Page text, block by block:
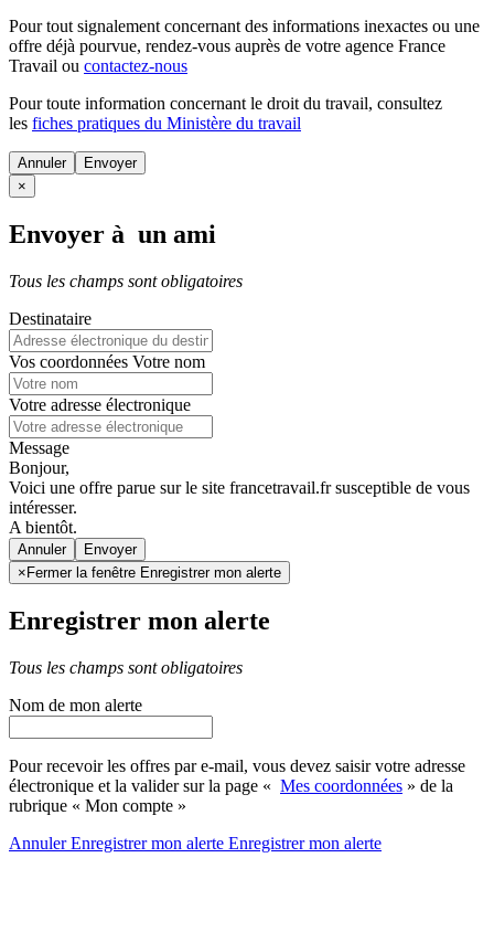
Pour tout signalement concernant des informations inexactes ou une
offre déjà pourvue, rendez-vous auprès de votre agence France
Travail ou contactez-nous
Pour toute information concernant le droit du travail, consultez
les fiches pratiques du Ministère du travail
Annuler
×
Envoyer à un ami
Tous les champs sont obligatoires
Destinataire
Vos coordonnées Votre nom
Votre adresse électronique
Message
Bonjour,
Voici une offre parue sur le site francetravail.fr susceptible de vous
intéresser.
A bientôt.
Annuler
× Fermer la fenêtre Enregistrer mon alerte
Enregistrer mon alerte
Tous les champs sont obligatoires
Nom de mon alerte
Pour recevoir les offres par e-mail, vous devez saisir votre adresse
électronique et la valider sur la page « Mes coordonnées » de la
rubrique « Mon compte »
AnnulerEnregistrer mon alerte Enregistrermon alerte